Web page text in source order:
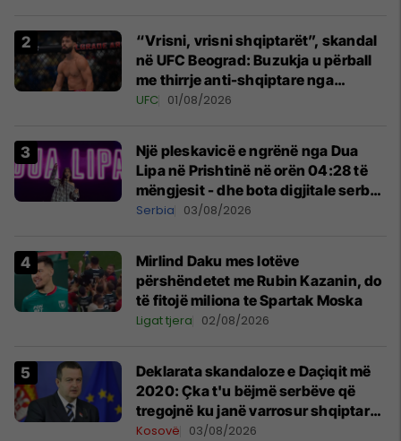
“Vrisni, vrisni shqiptarët”, skandal
në UFC Beograd: Buzukja u përball
me thirrje anti-shqiptare nga
tribunat
UFC 01/08/2026
Një pleskavicë e ngrënë nga Dua
Lipa në Prishtinë në orën 04:28 të
mëngjesit - dhe bota digjitale serbe
shpall gjendjen e luftës
Serbia 03/08/2026
Mirlind Daku mes lotëve
përshëndetet me Rubin Kazanin, do
të fitojë miliona te Spartak Moska
Ligat tjera 02/08/2026
​Deklarata skandaloze e Daçiqit më
2020: Çka t'u bëjmë serbëve që
tregojnë ku janë varrosur shqiptarët
në Serbi
Kosovë 03/08/2026